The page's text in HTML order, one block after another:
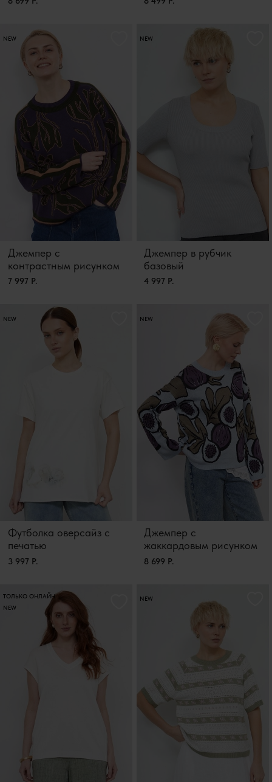
NEW
Джемпер с
контрастным рисунком
7 997 Р.
NEW
Джемпер в рубчик
базовый
4 997 Р.
NEW
Футболка оверсайз с
печатью
3 997 Р.
NEW
Джемпер с
жаккардовым рисунком
8 699 Р.
ТОЛЬКО ОНЛАЙН
NEW
NEW